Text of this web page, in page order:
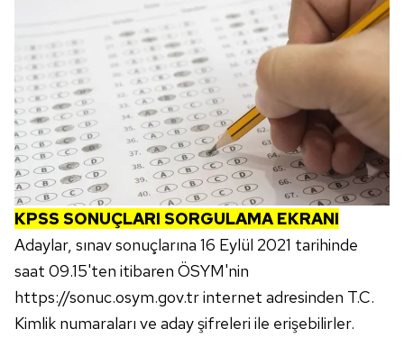
KPSS SONUÇLARI SORGULAMA EKRANI
Adaylar, sınav sonuçlarına 16 Eylül 2021 tarihinde
saat 09.15'ten itibaren ÖSYM'nin
https://sonuc.osym.gov.tr internet adresinden T.C.
Kimlik numaraları ve aday şifreleri ile erişebilirler.